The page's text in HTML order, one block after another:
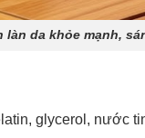
làn da khỏe mạnh,
glycerol, nước